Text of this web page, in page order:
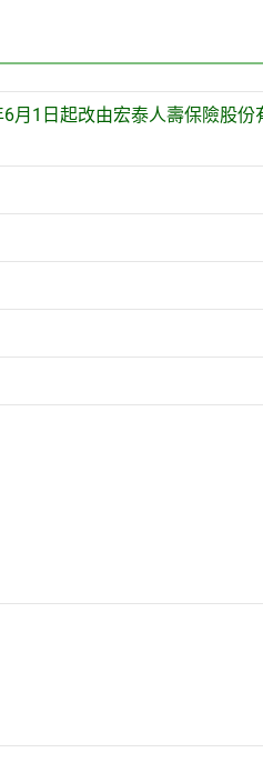
月1日起改由宏泰人壽保險股份